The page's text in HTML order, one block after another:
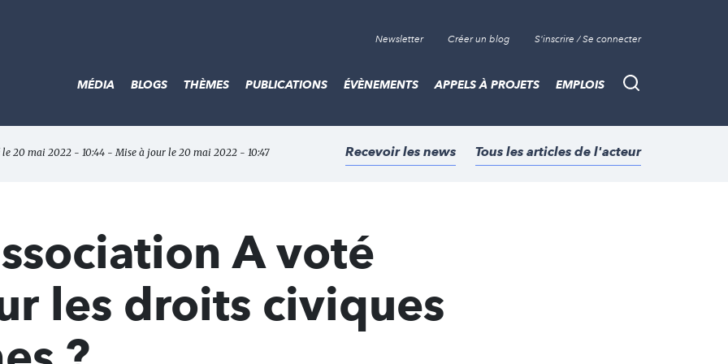
Newsletter Créer un blog S'inscrire / Se connecter
Recherche
MÉDIA BLOGS THÈMES PUBLICATIONS ÉVÈNEMENTS APPELS À PROJETS EMPLOIS
20 mai 2022 - 10:44 - Mise à jour le 20 mai 2022 - 10:47 Recevoir les news Tous les articles de l'acteur
A voté
les droits civiques